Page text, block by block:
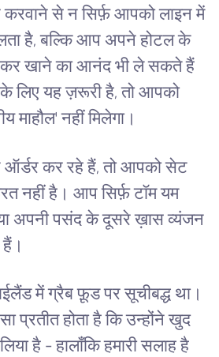
करवाने से न सिर्फ़ आपको लाइन में
है, बल्कि आप अपने होटल के
खाने का आनंद भी ले सकते हैं
लिए यह ज़रूरी है, तो आपको
माहौल' नहीं मिलेगा।
कर रहे हैं, तो आपको सेट
नहीं है। आप सिर्फ़ टॉम यम
अपनी पसंद के दूसरे ख़ास व्यंजन
में ग्रैब फ़ूड पर सूचीबद्ध था।
प्रतीत होता है कि उन्होंने खुद
है - हालाँकि हमारी सलाह है